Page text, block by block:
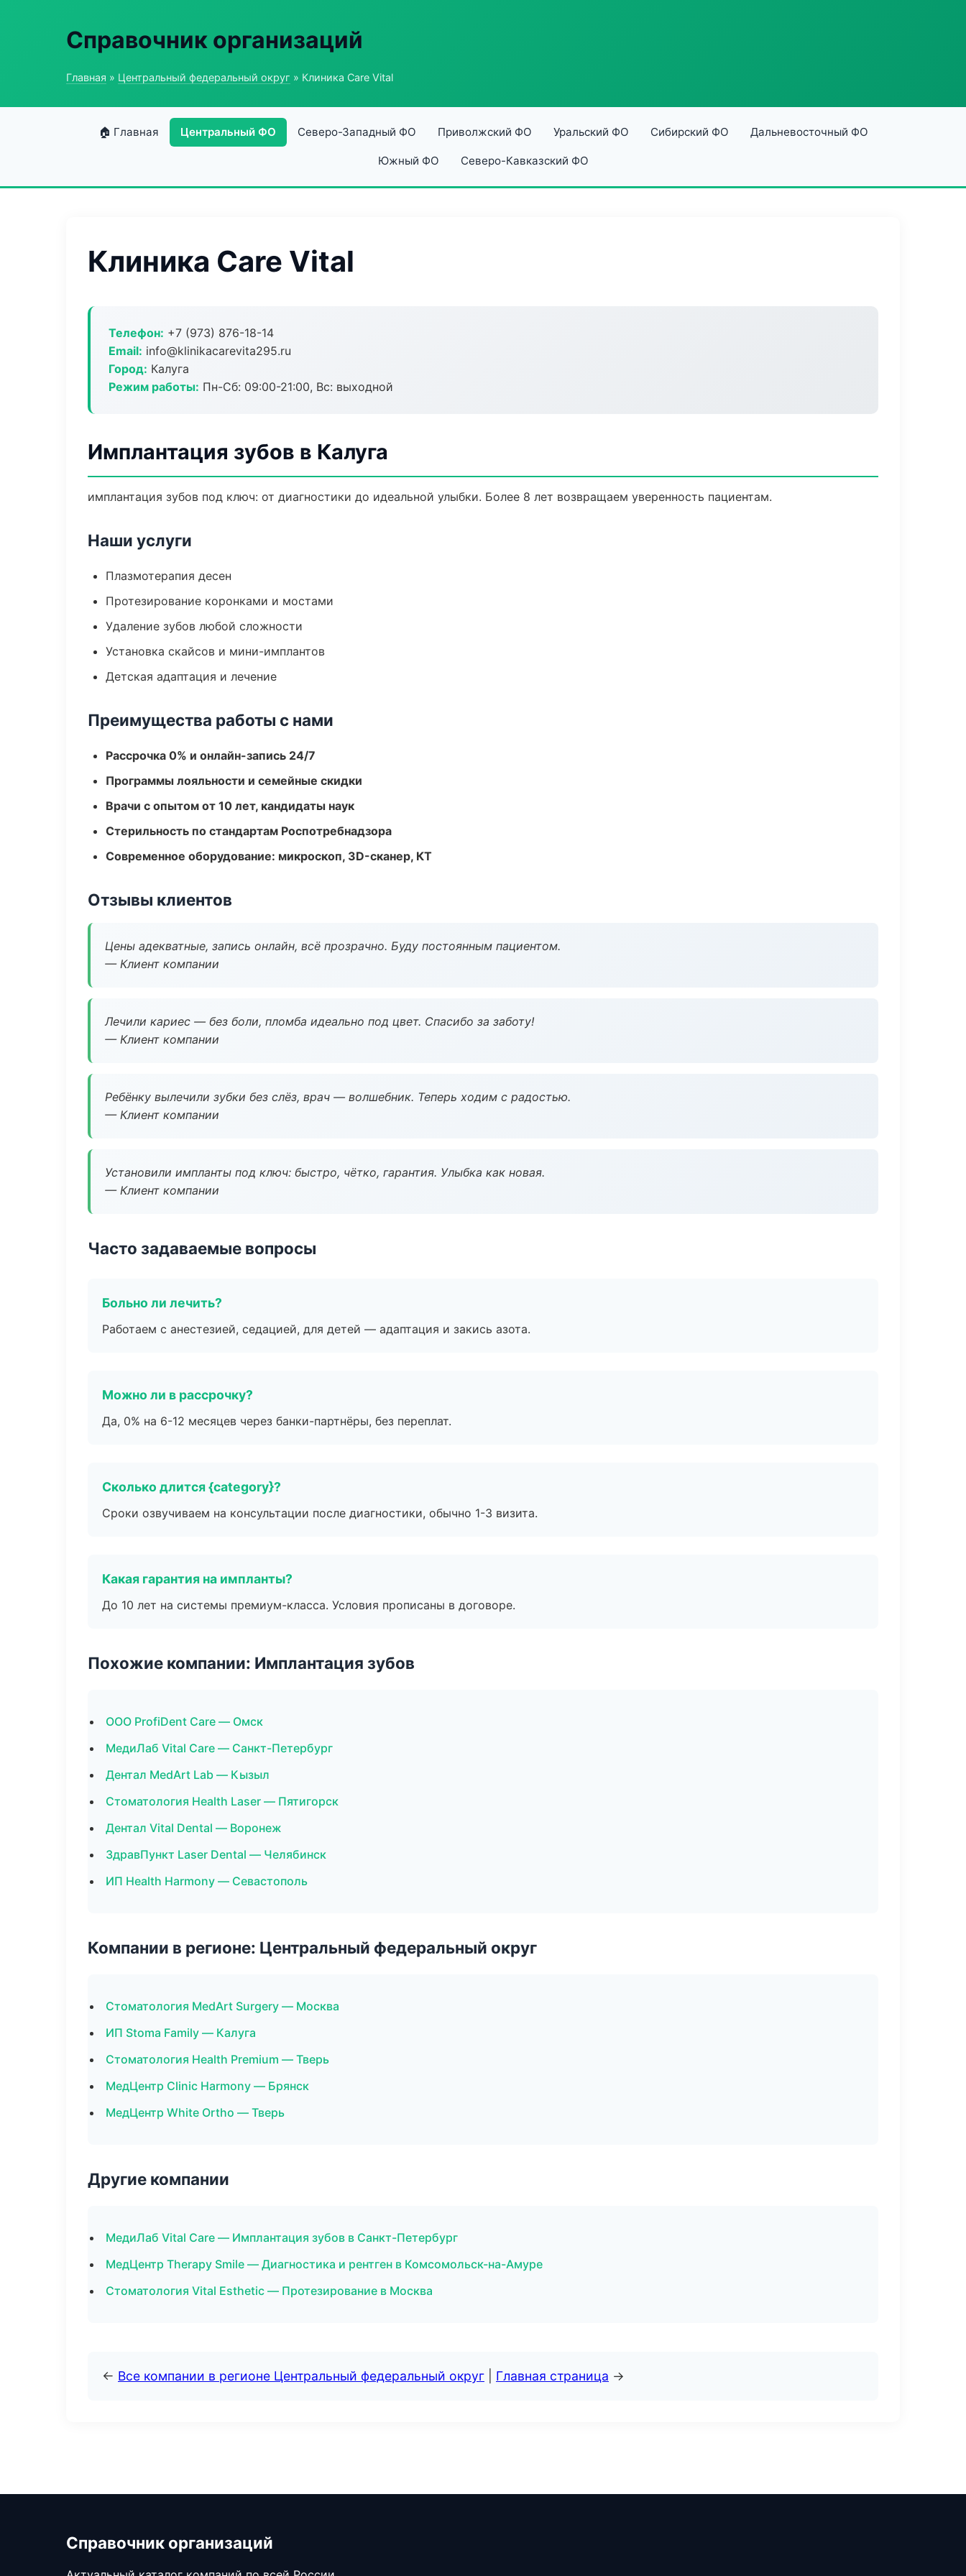
Справочник организаций
Главная » Центральный федеральный округ » Клиника Care Vital
🏠 Главная Центральный ФО Северо-Западный ФО Приволжский ФО Уральский ФО Сибирский ФО Дальневосточный ФО
Южный ФО Северо-Кавказский ФО
Клиника Care Vital
Телефон: +7 (973) 876-18-14
Email: info@klinikacarevita295.ru
Город: Калуга
Режим работы: Пн-Сб: 09:00-21:00, Вс: выходной
Имплантация зубов в Калуга
имплантация зубов под ключ: от диагностики до идеальной улыбки. Более 8 лет возвращаем уверенность пациентам.
Наши услуги
Плазмотерапия десен
Протезирование коронками и мостами
Удаление зубов любой сложности
Установка скайсов и мини-имплантов
Детская адаптация и лечение
Преимущества работы с нами
Рассрочка 0% и онлайн-запись 24/7
Программы лояльности и семейные скидки
Врачи с опытом от 10 лет, кандидаты наук
Стерильность по стандартам Роспотребнадзора
Современное оборудование: микроскоп, 3D-сканер, КТ
Отзывы клиентов
Цены адекватные, запись онлайн, всё прозрачно. Буду постоянным пациентом.
— Клиент компании
Лечили кариес — без боли, пломба идеально под цвет. Спасибо за заботу!
— Клиент компании
Ребёнку вылечили зубки без слёз, врач — волшебник. Теперь ходим с радостью.
— Клиент компании
Установили импланты под ключ: быстро, чётко, гарантия. Улыбка как новая.
— Клиент компании
Часто задаваемые вопросы
Больно ли лечить?
Работаем с анестезией, седацией, для детей — адаптация и закись азота.
Можно ли в рассрочку?
Да, 0% на 6-12 месяцев через банки-партнёры, без переплат.
Сколько длится {category}?
Сроки озвучиваем на консультации после диагностики, обычно 1-3 визита.
Какая гарантия на импланты?
До 10 лет на системы премиум-класса. Условия прописаны в договоре.
Похожие компании: Имплантация зубов
ООО ProfiDent Care — Омск
МедиЛаб Vital Care — Санкт-Петербург
Дентал MedArt Lab — Кызыл
Стоматология Health Laser — Пятигорск
Дентал Vital Dental — Воронеж
ЗдравПункт Laser Dental — Челябинск
ИП Health Harmony — Севастополь
Компании в регионе: Центральный федеральный округ
Стоматология MedArt Surgery — Москва
ИП Stoma Family — Калуга
Стоматология Health Premium — Тверь
МедЦентр Clinic Harmony — Брянск
МедЦентр White Ortho — Тверь
Другие компании
МедиЛаб Vital Care — Имплантация зубов в Санкт-Петербург
МедЦентр Therapy Smile — Диагностика и рентген в Комсомольск-на-Амуре
Стоматология Vital Esthetic — Протезирование в Москва
← Все компании в регионе Центральный федеральный округ Главная страница →
Справочник организаций